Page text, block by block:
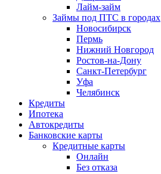
Лайм-займ
Займы под ПТС в городах
Новосибирск
Пермь
Нижний Новгород
Ростов-на-Дону
Санкт-Петербург
Уфа
Челябинск
Кредиты
Ипотека
Автокредиты
Банковские карты
Кредитные карты
Онлайн
Без отказа